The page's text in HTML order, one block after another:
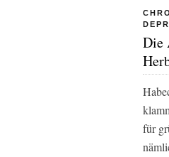
Die
für